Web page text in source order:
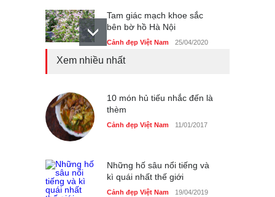
Tam giác mạch khoe sắc
bên bờ hồ Hà Nội
Cảnh đẹp Việt Nam 25/04/2020
Cảnh đẹp Việt Nam 24/04/2020
Những món ăn đồng quê
Xem nhiều nhất
10 món hủ tiếu nhắc đến là
thèm
Cảnh đẹp Việt Nam 11/01/2017
Những hố sâu nổi tiếng và
kì quái nhất thế giới
Cảnh đẹp Việt Nam 19/04/2019